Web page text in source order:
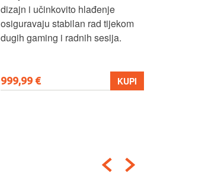
dizajn i učinkovito hlađenje
osiguravaju stabilan rad tijekom
dugih gaming i radnih sesija.
999,99 € KUPI